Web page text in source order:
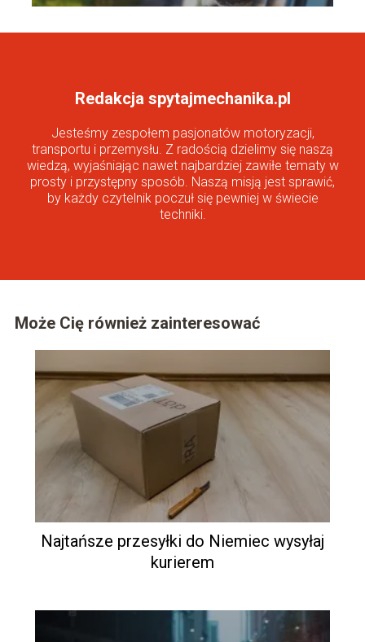
Redakcja spytajmechanika.pl
Jesteśmy zespołem pasjonatów motoryzacji,
transportu i przemysłu. Z radością dzielimy się naszą
wiedzą, wyjaśniając nawet najbardziej zawiłe tematy w
prosty i przystępny sposób. Naszą misją jest sprawić,
by każdy czytelnik poczuł się pewniej w świecie
techniki.
Może Cię również zainteresować
Najtańsze przesyłki do Niemiec wysyłaj
kurierem